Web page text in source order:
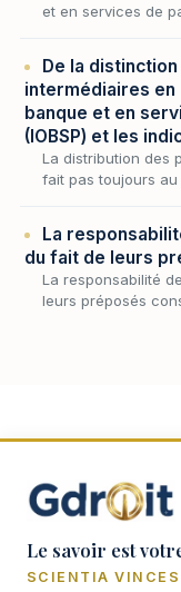
et en services de
De la
intermédiaires
banque et en
(IOBSP) et les
La distribution des
fait pas toujours
réa…
La
du fait de leurs
La responsabilité
leurs préposés
Le savoir est
SCIENTIA VINCES